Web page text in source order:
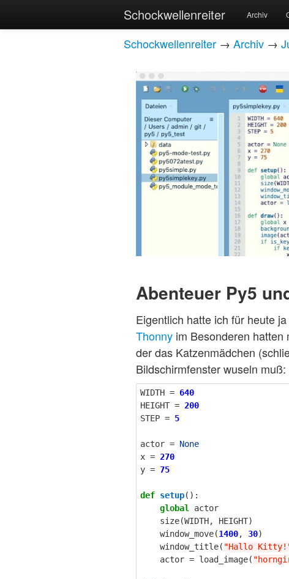
Schockwellenreiter Archiv
Schockwellenreiter → Archiv →
Abenteuer Py5
Eigentlich hatte ich für heute
Thonny im Besonderen
der das Katzenmädchen
Bildschirmfenster wuseln muß:
WIDTH = 640
HEIGHT = 200
STEP = 5
actor = None
x = 270
y = 75
def setup():
global
actor
size(WIDTH, HEIGHT)
window_move(1400, 30)
window_title( "Hallo
actor = load_image(